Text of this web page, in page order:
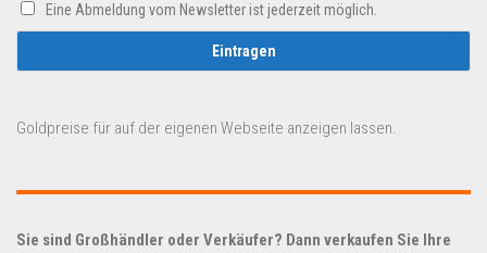
Eine Abmeldung vom Newsletter ist jederzeit möglich.
Goldpreise für auf der eigenen Webseite anzeigen lassen.
Sie sind Großhändler oder Verkäufer? Dann verkaufen Sie Ihre